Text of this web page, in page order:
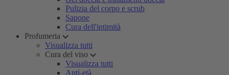
Pulizia del corpo e scrub
Sapone
Cura dell'intimità
Profumeria
Visualizza tutti
Cura del viso
Visualizza tutti
Anti-età